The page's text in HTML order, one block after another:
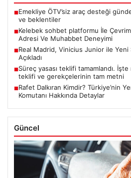
■Emekliye ÖTV’siz araç desteği
ve beklentiler
■Kelebek sohbet platformu İle
Adresi Ve Muhabbet Deneyimi
■Real Madrid, Vinicius Junior ile Yeni
Açıkladı
■Süreç yasası teklifi tamamlandı.
teklifi ve gerekçelerinin tam metni
■Rafet Dalkıran Kimdir? Türkiye’nin
Komutanı Hakkında Detaylar
Güncel